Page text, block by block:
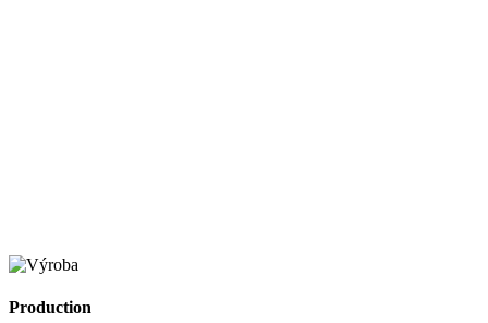
Production